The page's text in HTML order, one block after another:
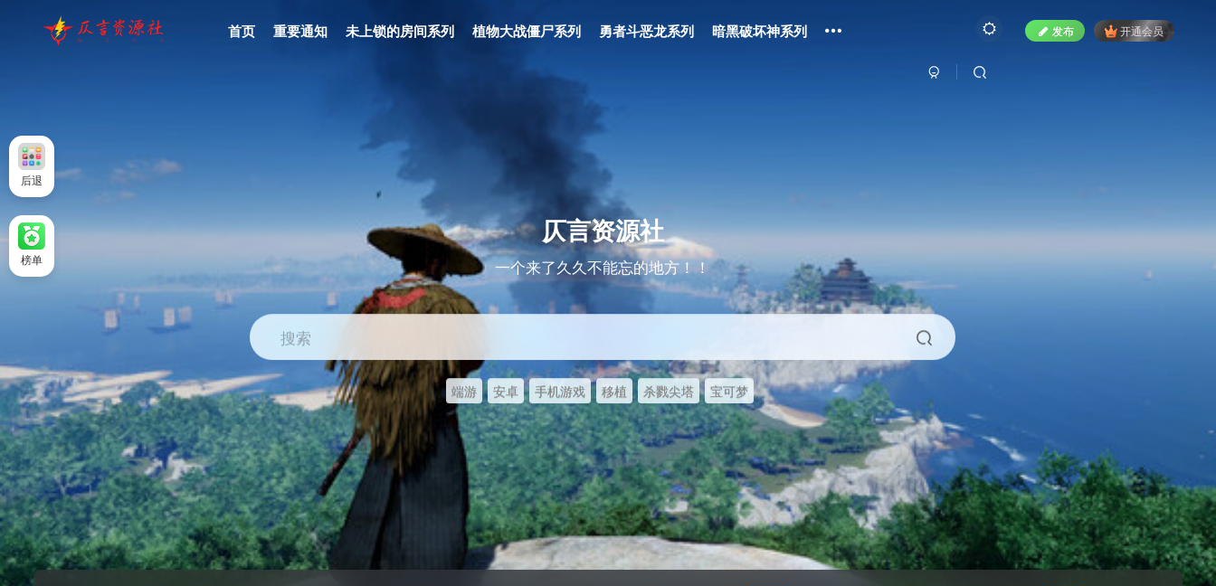
首页 重要通知 未上锁的房间系列 植物大战僵尸系列 勇者斗恶龙系列 暗黑破坏神系列 发布 开通会员
仄言资源社
一个来了久久不能忘的地方！！
搜索
端游 安卓 手机游戏 移植 杀戮尖塔 宝可梦
后退
榜单